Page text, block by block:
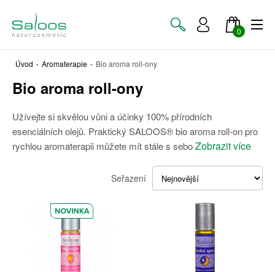
0
Úvod - Aromaterapie - Bio aroma roll-ony
Bio aroma roll-ony
Užívejte si skvělou vůni a účinky 100% přírodních
esenciálních olejů. Praktický SALOOS® bio aroma roll-on pro
rychlou aromaterapii můžete mít stále s seboZobrazit více
Seřazení